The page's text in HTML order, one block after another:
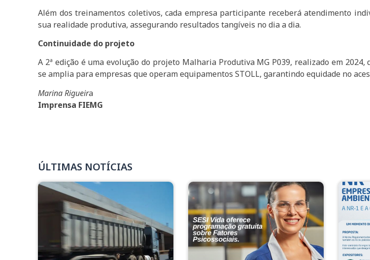
Além dos treinamentos coletivos, cada empresa participante receberá atendimento
sua realidade produtiva, assegurando resultados tangíveis no dia a dia.
Continuidade do projeto
A 2ª edição é uma evolução do projeto Malharia Produtiva MG P039, realizado em
se amplia para empresas que operam equipamentos STOLL, garantindo equidade no
Marina Rigueira
Imprensa FIEMG
ÚLTIMAS NOTÍCIAS